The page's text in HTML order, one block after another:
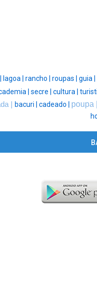
lagoa | rancho | roupas | guia |
| secre | cultura |
| bacuri | cadeado | poupa |